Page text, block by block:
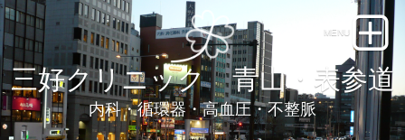
三好クリニック 青山・表参道
内科・循環器・高血圧・不整脈